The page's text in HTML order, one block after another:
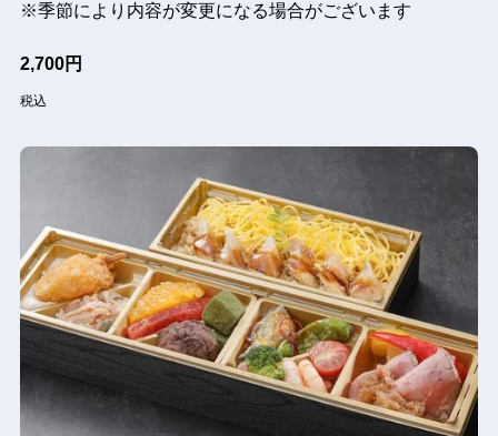
※季節により内容が変更になる場合がございます
2,700円
税込